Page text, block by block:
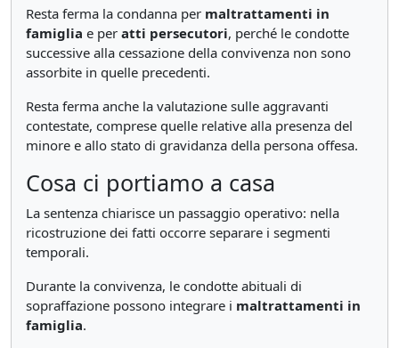
Resta ferma la condanna per maltrattamenti in
famiglia e per atti persecutori, perché le condotte
successive alla cessazione della convivenza non sono
assorbite in quelle precedenti.
Resta ferma anche la valutazione sulle aggravanti
contestate, comprese quelle relative alla presenza del
minore e allo stato di gravidanza della persona offesa.
Cosa ci portiamo a casa
La sentenza chiarisce un passaggio operativo: nella
ricostruzione dei fatti occorre separare i segmenti
temporali.
Durante la convivenza, le condotte abituali di
sopraffazione possono integrare i maltrattamenti in
famiglia.